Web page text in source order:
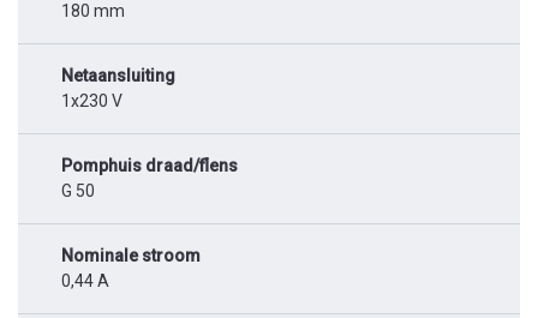
180 mm
Netaansluiting
1x230 V
Pomphuis draad/flens
G 50
Nominale stroom
0,44 A